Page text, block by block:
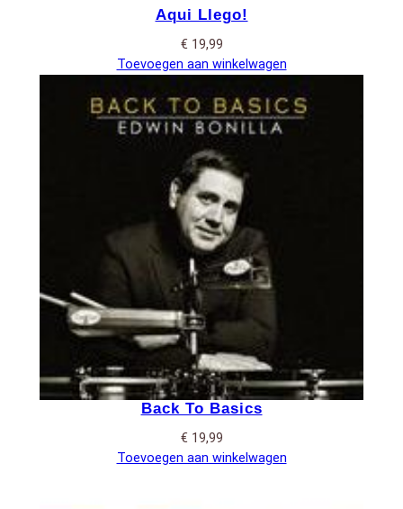
Aqui Llego!
€ 19,99
Toevoegen aan winkelwagen
Back To Basics
€ 19,99
Toevoegen aan winkelwagen